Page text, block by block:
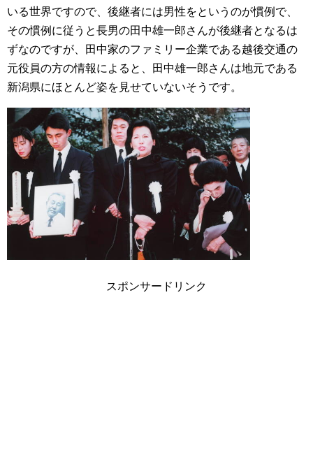
いる世界ですので、後継者には男性をというのが慣例で、
その慣例に従うと長男の田中雄一郎さんが後継者となるは
ずなのですが、田中家のファミリー企業である越後交通の
元役員の方の情報によると、田中雄一郎さんは地元である
新潟県にほとんど姿を見せていないそうです。
スポンサードリンク